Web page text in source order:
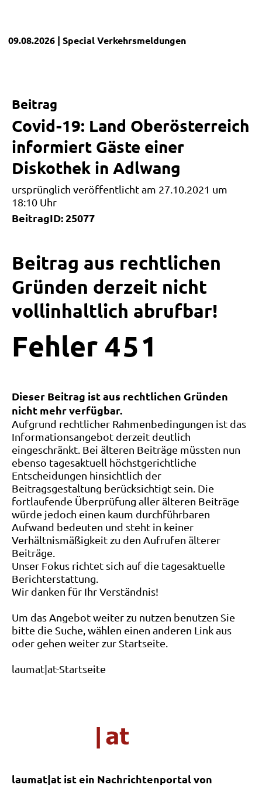
09.08.2026 | SpecialVerkehrsmeldungen
Beitrag
Covid-19: Land Oberösterreich
informiert Gäste einer
Diskothek in Adlwang
ursprünglich veröffentlicht am 27.10.2021 um
18:10 Uhr
BeitragID: 25077
Beitrag aus rechtlichen
Gründen derzeit nicht
vollinhaltlich abrufbar!
Fehler 4 5 1
Dieser Beitrag ist aus rechtlichen Gründen
nicht mehr verfügbar.
Aufgrund rechtlicher Rahmenbedingungen ist das
Informationsangebot derzeit deutlich
eingeschränkt. Bei älteren Beiträge müssten nun
ebenso tagesaktuell höchstgerichtliche
Entscheidungen hinsichtlich der
Beitragsgestaltung berücksichtigt sein. Die
fortlaufende Überprüfung aller älteren Beiträge
würde jedoch einen kaum durchführbaren
Aufwand bedeuten und steht in keiner
Verhältnismäßigkeit zu den Aufrufen älterer
Beiträge.
Unser Fokus richtet sich auf die tagesaktuelle
Berichterstattung.
Wir danken für Ihr Verständnis!
Um das Angebot weiter zu nutzen benutzen Sie
bitte die Suche, wählen einen anderen Link aus
oder gehen weiter zur Startseite.
laumat|at-Startseite
laumat|at ist ein Nachrichtenportal von